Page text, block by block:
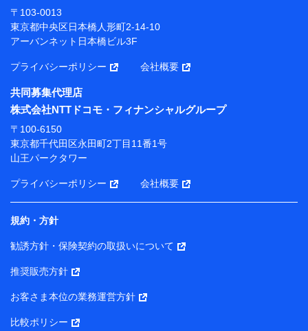
当社または株式会社NTTドコモ・フィナンシャルグルー
プが提供する保険関連サービスにおけるユーザー登録受
付および管理のため
当社または株式会社NTTドコモ・フィナンシャルグルー
携会社の保険その他に関する情報を提供するため、また
維持管理等の委託業務遂行のため、またそれらに付帯、
関連する当社または株式会社NTTドコモ・フィナンシャ
ルグループおよび提携会社のサービスを案内、提供する
ため
（各サービスで取得したサービス利用履歴、ウェブサイ
トの閲覧履歴、購買履歴、ご契約内容等のパーソナルデ
ータを分析して、お客さまの趣味・嗜好・傾向に応じた
サービス・商品等に関するご提案や広告の配信等を行う
ことがあります。）
各種セミナーの開催のため
コンサルティングサービスの実施のため
アンケートやキャンペーン等の実施のため
上記に係る案内・手続き・管理等付帯業務を行うため
所・代表者名】
り）
〒103-0013
東京都中央区日本橋人形町2-14-10
アーバンネット日本橋ビル3F
プライバシーポリシー 会社概要
共同募集代理店
株式会社NTTドコモ・フィナンシャルグループ
〒100-6150
東京都千代田区永田町2丁目11番1号
山王パークタワー
プライバシーポリシー 会社概要
規約・方針
勧誘方針・保険契約の取扱いについて
推奨販売方針
お客さま本位の業務運営方針
比較ポリシー